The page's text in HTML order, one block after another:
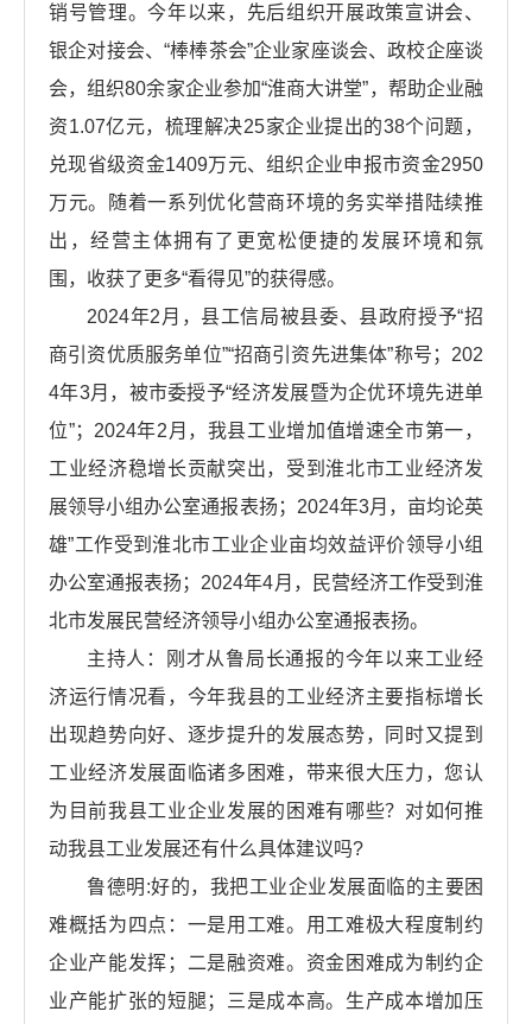
销号管理。今年以来，先后组织开展政策宣讲会、
银企对接会、“棒棒茶会”企业家座谈会、政校企座谈
会，组织80余家企业参加“淮商大讲堂”，帮助企业融
资1.07亿元，梳理解决25家企业提出的38个问题，
兑现省级资金1409万元、组织企业申报市资金2950
万元。随着一系列优化营商环境的务实举措陆续推
出，经营主体拥有了更宽松便捷的发展环境和氛
围，收获了更多“看得见”的获得感。
2024年2月，县工信局被县委、县政府授予“招
商引资优质服务单位”“招商引资先进集体”称号；202
4年3月，被市委授予“经济发展暨为企优环境先进单
位”；2024年2月，我县工业增加值增速全市第一，
工业经济稳增长贡献突出，受到淮北市工业经济发
展领导小组办公室通报表扬；2024年3月，亩均论英
雄”工作受到淮北市工业企业亩均效益评价领导小组
办公室通报表扬；2024年4月，民营经济工作受到淮
北市发展民营经济领导小组办公室通报表扬。
主持人：刚才从鲁局长通报的今年以来工业经
济运行情况看，今年我县的工业经济主要指标增长
出现趋势向好、逐步提升的发展态势，同时又提到
工业经济发展面临诸多困难，带来很大压力，您认
为目前我县工业企业发展的困难有哪些？对如何推
动我县工业发展还有什么具体建议吗?
鲁德明:好的，我把工业企业发展面临的主要困
难概括为四点：一是用工难。用工难极大程度制约
企业产能发挥；二是融资难。资金困难成为制约企
业产能扩张的短腿；三是成本高。生产成本增加压